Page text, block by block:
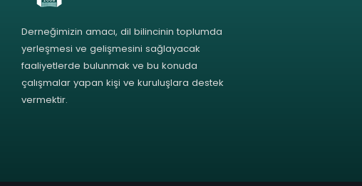
Derneğimizin amacı, dil bilincinin toplumda
yerleşmesi ve gelişmesini sağlayacak
faaliyetlerde bulunmak ve bu konuda
çalışmalar yapan kişi ve kuruluşlara destek
vermektir.